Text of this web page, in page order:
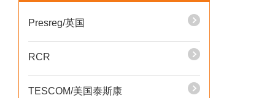
Presreg/英国
RCR
TESCOM/美国泰斯康